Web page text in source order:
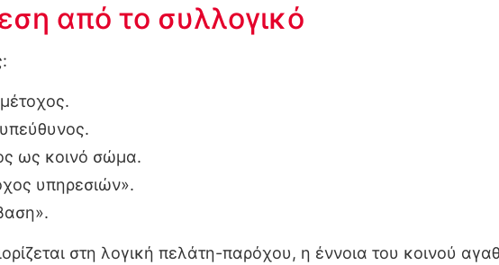
από το συλλογικό
ως κοινό σώμα.
υπηρεσιών».
στη λογική πελάτη-παρόχου, η έννοια του κοινού